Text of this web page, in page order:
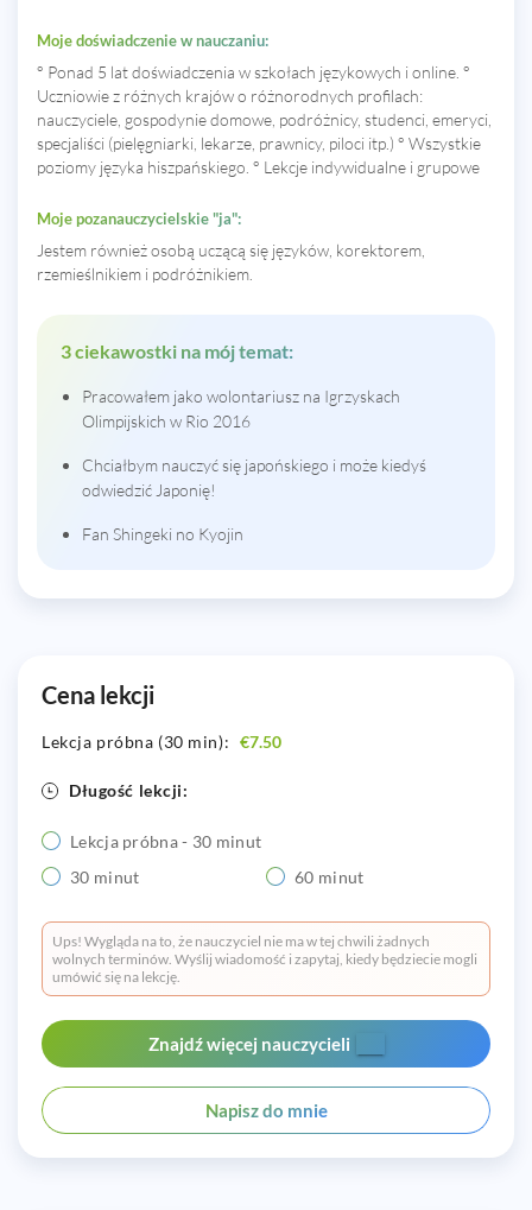
Moje doświadczenie w nauczaniu:
° Ponad 5 lat doświadczenia w szkołach językowych i online. °
Uczniowie z różnych krajów o różnorodnych profilach:
nauczyciele, gospodynie domowe, podróżnicy, studenci, emeryci,
specjaliści (pielęgniarki, lekarze, prawnicy, piloci itp.) ° Wszystkie
poziomy języka hiszpańskiego. ° Lekcje indywidualne i grupowe
Moje pozanauczycielskie "ja":
Jestem również osobą uczącą się języków, korektorem,
rzemieślnikiem i podróżnikiem.
3 ciekawostki na mój temat:
Pracowałem jako wolontariusz na Igrzyskach
Olimpijskich w Rio 2016
Chciałbym nauczyć się japońskiego i może kiedyś
odwiedzić Japonię!
Fan Shingeki no Kyojin
Cena lekcji
Lekcja próbna (30 min): €7.50
Długość lekcji:
Lekcja próbna - 30 minut
30 minut
60 minut
Ups! Wygląda na to, że nauczyciel nie ma w tej chwili żadnych
wolnych terminów. Wyślij wiadomość i zapytaj, kiedy będziecie mogli
umówić się na lekcję.
Znajdź więcej nauczycieli
Napisz do mnie